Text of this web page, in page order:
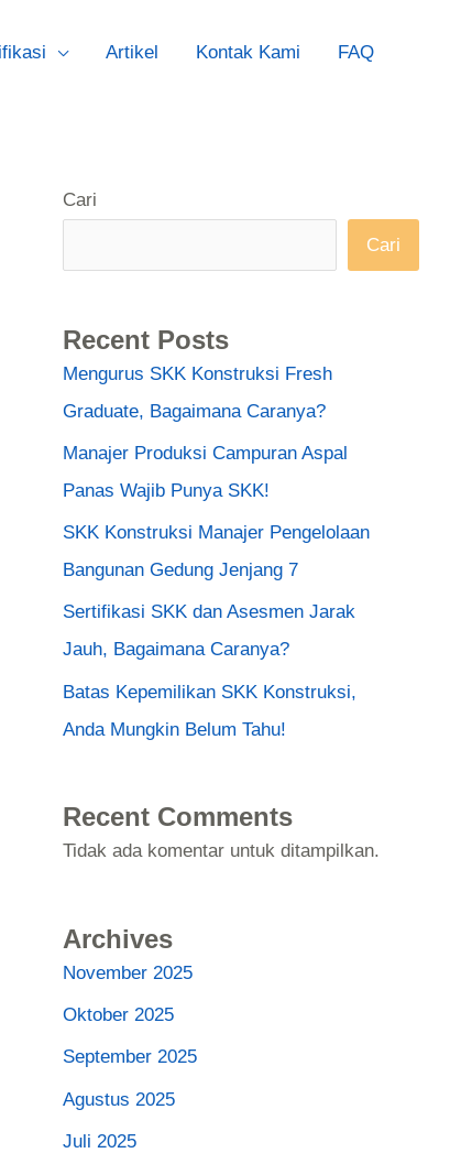
Artikel Kontak Kami FAQ
Cari
Cari
Recent Posts
Mengurus SKK Konstruksi Fresh
Graduate, Bagaimana Caranya?
Manajer Produksi Campuran Aspal
Panas Wajib Punya SKK!
SKK Konstruksi Manajer Pengelolaan
Bangunan Gedung Jenjang 7
Sertifikasi SKK dan Asesmen Jarak
Jauh, Bagaimana Caranya?
Batas Kepemilikan SKK Konstruksi,
Anda Mungkin Belum Tahu!
Recent Comments
Tidak ada komentar untuk ditampilkan.
Archives
November 2025
Oktober 2025
September 2025
Agustus 2025
Juli 2025